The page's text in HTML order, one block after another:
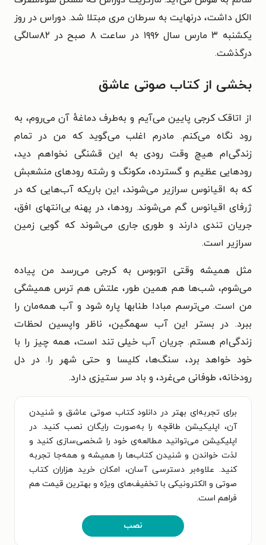
الکل داشت، درنهایت به سرطان مری مبتلا شد. دوراس در روز
یکشنبه ۳ مارس سال ۱۹۹۶ در ساعت ۸ صبح در ۸۲سالگی
درگذشت.
بخشی از کتاب صوتی عاشق
از اتاقک کرجی پایین می‌آیم و به‌طرف دماغهٔ آن می‌روم، به
رود نگاه می‌کنم. مادرم اغلب می‌گوید که من در تمام
زندگی‌ام هیچ وقت رودی به این قشنگی نخواهم دید،
رودهایی عظیم و گسترده، مکونگ و رشته رودهای منشعبش
که به اقیانوس سرازیر می‌شوند، این باریکه آب‌هایی که در
ژرفای اقیانوس گم می‌شوند. رودها، در پهنه بی‌انتهای افق،
جریان تندی دارند و طوری جاری می‌شوند که گویی زمین
سرازیر است.
مثل همیشه وقتی اتوبوس به کرجی می‌رسد من پیاده
می‌شوم، شب‌ها هم همین طور، علتش هم ترس همیشگی
من است. می‌ترسم مبادا طنابها پاره شود و آب همه‌مان را
ببرد. در بستر این آب سهمگین، ناظر واپسین لحظات
زندگی‌ام هستم. جریان آب خیلی تند است، همه چیز را با
خود خواهد برد، سنگ‌ها، کلیسا و حتی شهر را. در دل
رودخانه، طوفانی می‌غرد، و باد سر ستیزی دارد.
برای تجربه‌ای بهتر در دانلود کتاب صوتی عاشق و شنیدن
آن، اپلیکیشن طاقچه را به‌صورت رایگان نصب کنید. در
اپلیکیشن می‌توانید مطالعه‌ی خود را شخصی‌سازی کنید و
لذت خواندن و شنیدن کتاب‌ها را همیشه و همه‌جا تجربه
کنید. علاوه‌بر دسترسی آسان، امکان خرید هزاران کتاب
صوتی و الکترونیکی با تخفیف‌های ویژه و بهترین قیمت هم
فراهم است.
نصب